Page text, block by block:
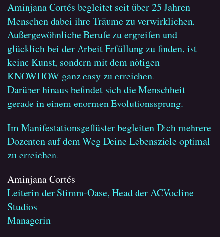
Aminjana Cortés begleitet seit über 25 Jahren
Menschen dabei ihre Träume zu verwirklichen.
Außergewöhnliche Berufe zu ergreifen und
glücklich bei der Arbeit Erfüllung zu finden, ist
keine Kunst, sondern mit dem nötigen
KNOWHOW ganz easy zu erreichen.
Darüber hinaus befindet sich die Menschheit
gerade in einem enormen Evolutionssprung.
Im Manifestationsgeflüster begleiten Dich mehrere
Dozenten auf dem Weg Deine Lebensziele optimal
zu erreichen.
Aminjana Cortés
Leiterin der Stimm-Oase, Head der ACVocline
Studios
Managerin